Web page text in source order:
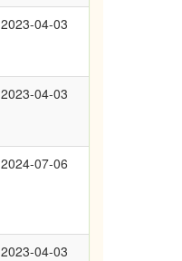
2023-04-03
2023-04-03
2024-07-06
2023-04-03